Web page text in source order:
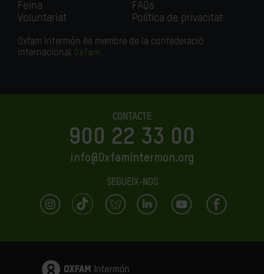
Feina
Voluntariat
FAQs
Política de privacitat
Oxfam Intermón és membre de la confederació
internacional Oxfam.
CONTACTE
900 22 33 00
info@OxfamIntermon.org
SEGUEIX-NOS